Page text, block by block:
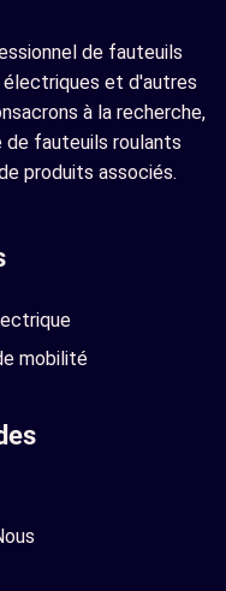
de fauteuils
et d'autres
à la recherche,
fauteuils roulants
produits associés.
mobilité